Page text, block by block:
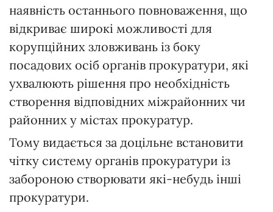
наявність останнього повноваження, що
відкриває широкі можливості для
корупційних зловживань із боку
посадових осіб органів прокуратури, які
ухвалюють рішення про необхідність
створення відповідних міжрайонних чи
районних у містах прокуратур.
Тому видається за доцільне встановити
чітку систему органів прокуратури із
забороною створювати які-небудь інші
прокуратури.